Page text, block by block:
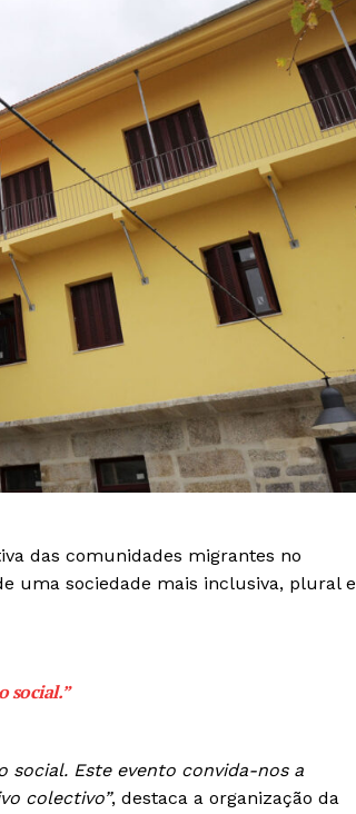
Institucional
Edição Digital
das comunidades migrantes no
uma sociedade mais inclusiva, plural e
social.”
social. Este evento convida-nos a
colectivo”, destaca a organização da